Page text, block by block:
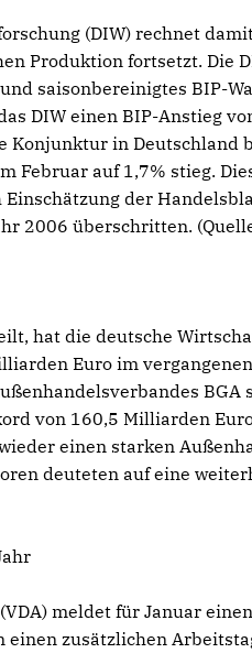
(DIW) rechnet
Produktion fortsetzt. Die
saisonbereinigtes BIP-
DIW einen BIP-Anstieg
Konjunktur in Deutschland
Februar auf 1,7% stieg.
der
2006 überschritten.
hat die deutsche
Euro im
von 160,5 Milliarden
einen starken
deuteten auf eine
meldet für Januar
einen zusätzlichen